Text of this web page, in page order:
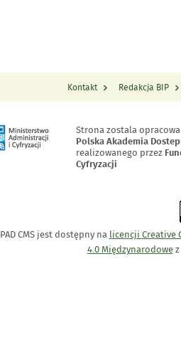
Kontakt Redakcja BIP
Strona zostala
Polska Akademia
realizowanego przez
Cyfryzacji
PAD CMS jest dostępny na licencji Creative
4.0 Międzynarodowez